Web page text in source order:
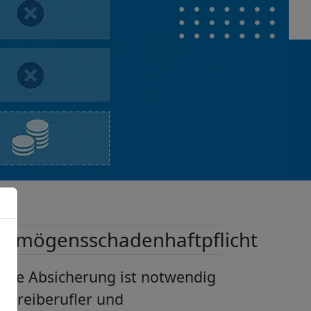
Absicherung ist notwendig
Freiberufler und